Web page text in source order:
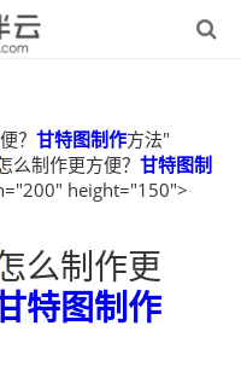
？ 甘特图制作方法"
么制作更方便？ 甘特图制
height="150">
么制作更
特图制作